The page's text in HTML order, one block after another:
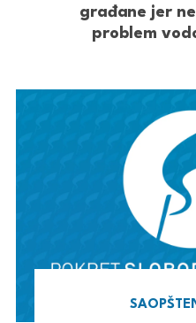
građane jer
problem